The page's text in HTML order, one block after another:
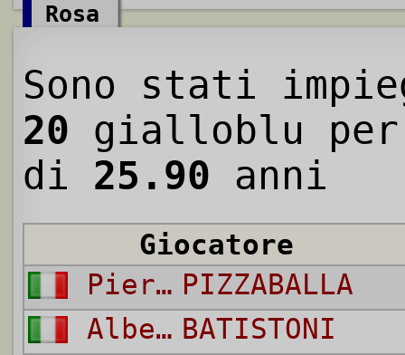
Rosa
Sono stati
20 gialloblu per
di 25.90 anni
Giocatore
Pier Luigi PIZZABALLA
Alberto BATISTONI